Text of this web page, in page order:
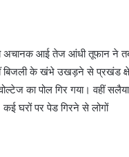
अचानक आई तेज आंधी तूफान ने
बिजली के खंभे उखड़ने से प्रखंड
का पोल गिर गया। वहीं
कई घरों पर पेड गिरने से लोगों